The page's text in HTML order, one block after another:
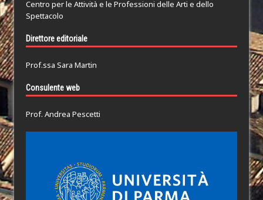
Centro per le Attività e le Professioni delle Arti e dello
Spettacolo
Direttore editoriale
Prof.ssa Sara Martin
Consulente web
Prof. Andrea Pescetti